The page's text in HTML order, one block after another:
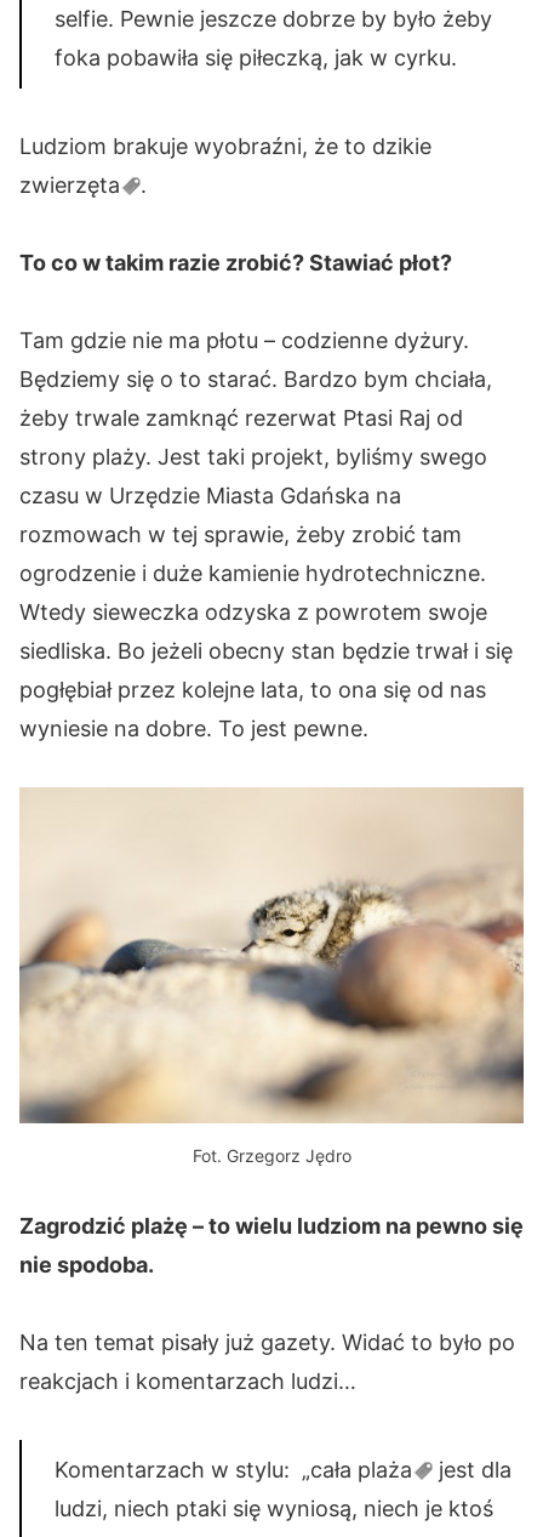
selfie. Pewnie jeszcze dobrze by było żeby
foka pobawiła się piłeczką, jak w cyrku.
Ludziom brakuje wyobraźni, że to dzikie
zwierzęta
.
To co w takim razie zrobić? Stawiać płot?
Tam gdzie nie ma płotu – codzienne dyżury.
Będziemy się o to starać. Bardzo bym chciała,
żeby trwale zamknąć rezerwat Ptasi Raj od
strony plaży. Jest taki projekt, byliśmy swego
czasu w Urzędzie Miasta Gdańska na
rozmowach w tej sprawie, żeby zrobić tam
ogrodzenie i duże kamienie hydrotechniczne.
Wtedy sieweczka odzyska z powrotem swoje
siedliska. Bo jeżeli obecny stan będzie trwał i się
pogłębiał przez kolejne lata, to ona się od nas
wyniesie na dobre. To jest pewne.
Fot. Grzegorz Jędro
Zagrodzić plażę – to wielu ludziom na pewno się
nie spodoba.
Na ten temat pisały już gazety. Widać to było po
reakcjach i komentarzach ludzi…
Komentarzach w stylu: „cała plaża
jest dla
ludzi, niech ptaki się wyniosą, niech je ktoś